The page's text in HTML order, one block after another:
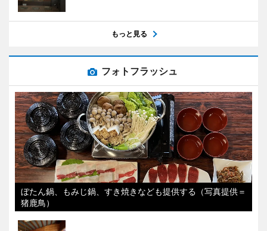
もっと見る
フォトフラッシュ
ぼたん鍋、もみじ鍋、すき焼きなども提供する（写真提供＝
猪鹿鳥）